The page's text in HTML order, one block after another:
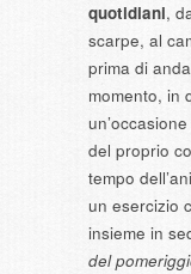
quotidiani,
scarpe, al
prima di
momento, in
del proprio
tempo
un esercizio
insieme in
del